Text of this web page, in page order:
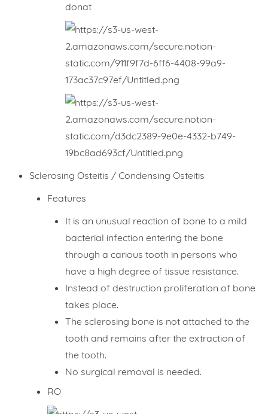
donat
Sclerosing Osteitis / Condensing Osteitis
Features
It is an unusual reaction of bone to a mild
bacterial infection entering the bone
through a carious tooth in persons who
have a high degree of tissue resistance.
Instead of destruction proliferation of bone
takes place.
The sclerosing bone is not attached to the
tooth and remains after the extraction of
the tooth.
No surgical removal is needed.
RO